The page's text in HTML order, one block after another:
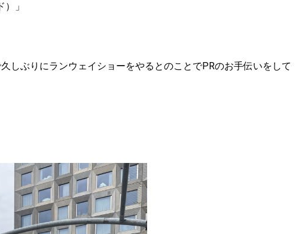
」
しぶりにランウェイショーをやるとのことでPRのお手伝いをして